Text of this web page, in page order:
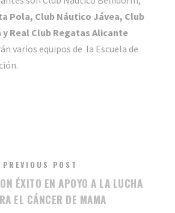
Pola, Club Náutico Jávea, Club
y Real Club Regatas Alicante
varios equipos de la Escuela de
PREVIOUS POST
ÉXITO EN APOYO A LA LUCHA
EL CÁNCER DE MAMA